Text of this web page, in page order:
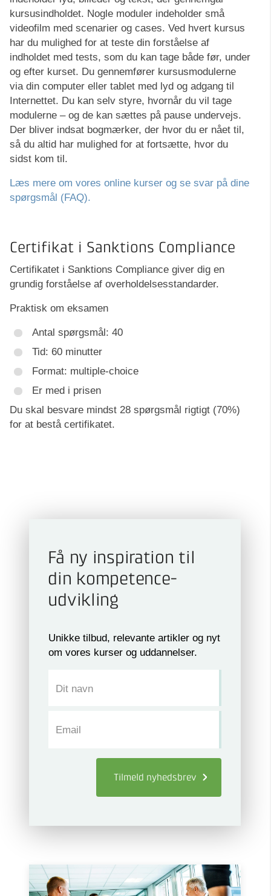
kursusindholdet. Nogle moduler indeholder små
videofilm med scenarier og cases. Ved hvert kursus
har du mulighed for at teste din forståelse af
indholdet med tests, som du kan tage både før, under
og efter kurset. Du gennemfører kursusmodulerne
via din computer eller tablet med lyd og adgang til
Internettet. Du kan selv styre, hvornår du vil tage
modulerne – og de kan sættes på pause undervejs.
Der bliver indsat bogmærker, der hvor du er nået til,
så du altid har mulighed for at fortsætte, hvor du
sidst kom til.
Læs mere om vores online kurser og se svar på dine
spørgsmål (FAQ).
Certifikat i Sanktions Compliance
Certifikatet i Sanktions Compliance giver dig en
grundig forståelse af overholdelsesstandarder.
Praktisk om eksamen
Antal spørgsmål: 40
Tid: 60 minutter
Format: multiple-choice
Er med i prisen
Du skal besvare mindst 28 spørgsmål rigtigt (70%)
for at bestå certifikatet.
Få ny inspiration til
din kompetence­
udvikling
Unikke tilbud, relevante artikler og nyt
om vores kurser og uddannelser.
Dit navn
Email
Tilmeld nyhedsbrev